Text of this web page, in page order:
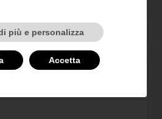
più e personalizza
Accetta